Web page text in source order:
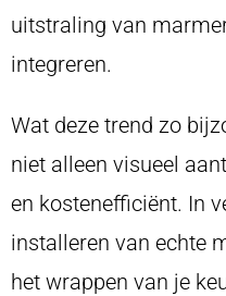
uitstraling van
integreren.
Wat deze trend zo
niet alleen visueel
en kostenefficiënt. In
installeren van echte
het wrappen van je